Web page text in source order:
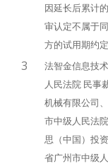
因延长后累计
审认定不属于
方的试用期约
3
法智金信息技
人民法院 民事
机械有限公司
市中级人民法
思（中国）投
省广州市中级